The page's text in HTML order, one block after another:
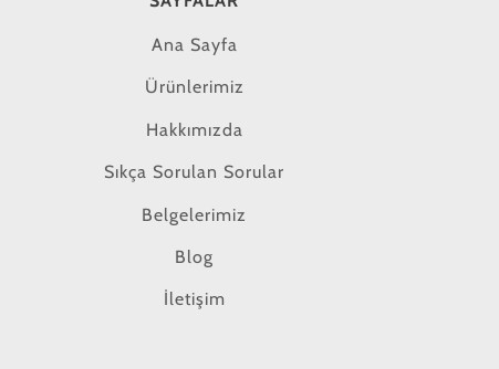
Ana Sayfa
Ürünlerimiz
Hakkımızda
Sıkça Sorulan Sorular
Belgelerimiz
Blog
İletişim